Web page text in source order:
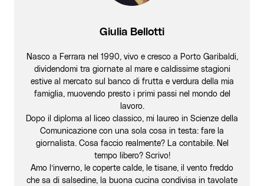
Giulia Bellotti
Nasco a Ferrara nel 1990, vivo e cresco a Porto Garibaldi,
dividendomi tra giornate al mare e caldissime stagioni
estive al mercato sul banco di frutta e verdura della mia
famiglia, muovendo presto i primi passi nel mondo del
lavoro.
Dopo il diploma al liceo classico, mi laureo in Scienze della
Comunicazione con una sola cosa in testa: fare la
giornalista. Cosa faccio realmente? La contabile. Nel
tempo libero? Scrivo!
Amo l’inverno, le coperte calde, le tisane, il vento freddo
che sa di salsedine, la buona cucina condivisa in tavolate